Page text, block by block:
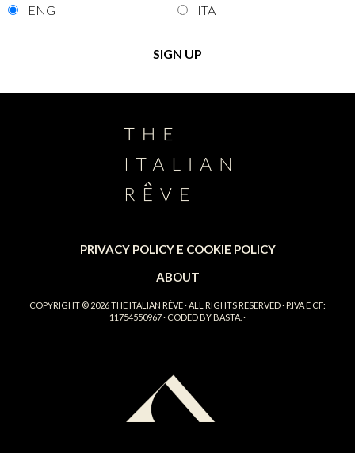
ENG ITA
PRIVACY POLICY E COOKIE POLICY
ABOUT
COPYRIGHT © 2026THE ITALIAN RÊVE· ALL RIGHTS RESERVED · P.IVA E CF:
11754550967 · CODED BY BASTA. ·